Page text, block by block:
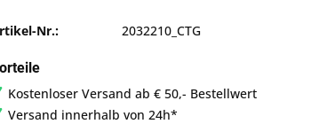
Nr.: 2032210_CTG
Kostenloser Versand ab € 50,- Bestellwert
Versand innerhalb von 24h*